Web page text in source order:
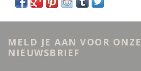
MELD JE AAN VOOR ONZE
NIEUWSBRIEF